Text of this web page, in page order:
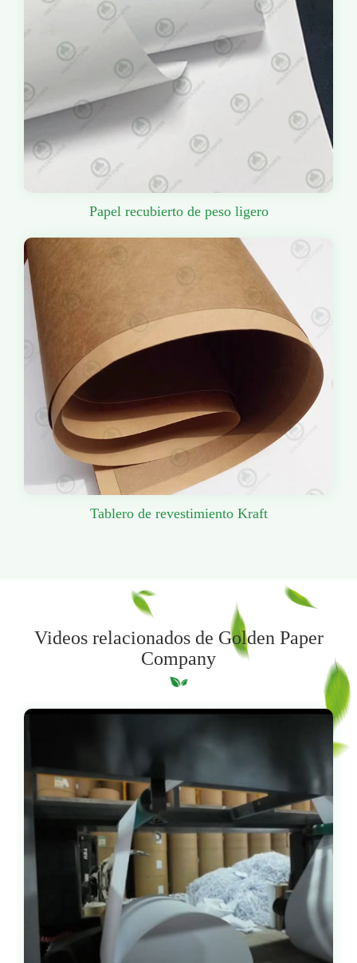
Papel recubierto de peso ligero
Tablero de revestimiento Kraft
Videos relacionados de Golden Paper
Company